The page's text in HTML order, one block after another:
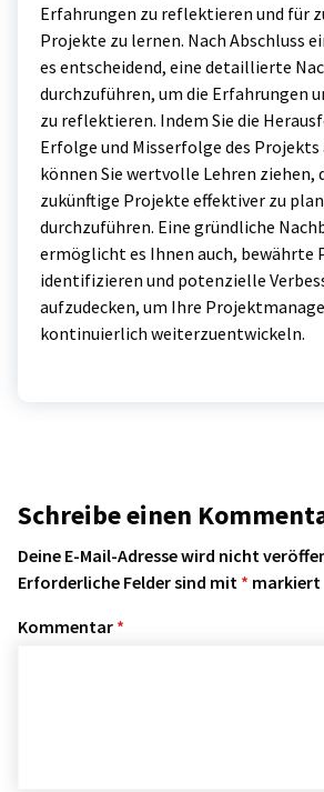
Erfahrungen zu reflektieren und für
Projekte zu lernen. Nach Abschluss
es entscheidend, eine detaillierte
durchzuführen, um die Erfahrungen
zu reflektieren. Indem Sie die
Erfolge und Misserfolge des Projekts
können Sie wertvolle Lehren ziehen,
zukünftige Projekte effektiver zu
durchzuführen. Eine gründliche
ermöglicht es Ihnen auch, bewährte
identifizieren und potenzielle
aufzudecken, um Ihre
kontinuierlich weiterzuentwickeln.
Schreibe einen
Deine E-Mail-Adresse wird nicht
Erforderliche Felder sind mit * markiert
Kommentar *